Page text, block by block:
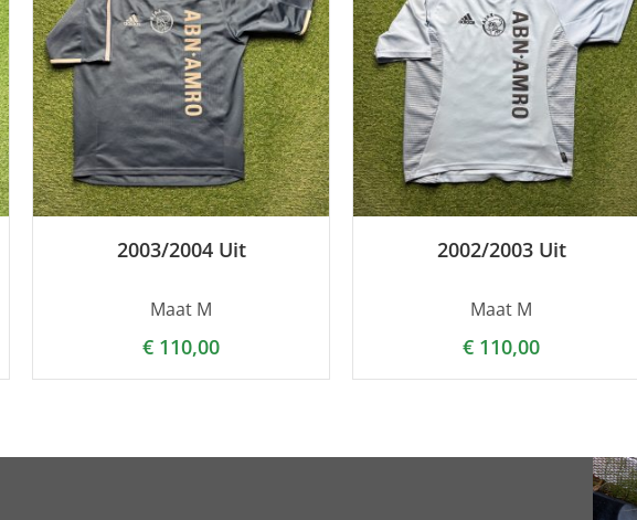
2003/2004 Uit
Maat M
€ 110,00
2002/2003 Uit
Maat M
€ 110,00